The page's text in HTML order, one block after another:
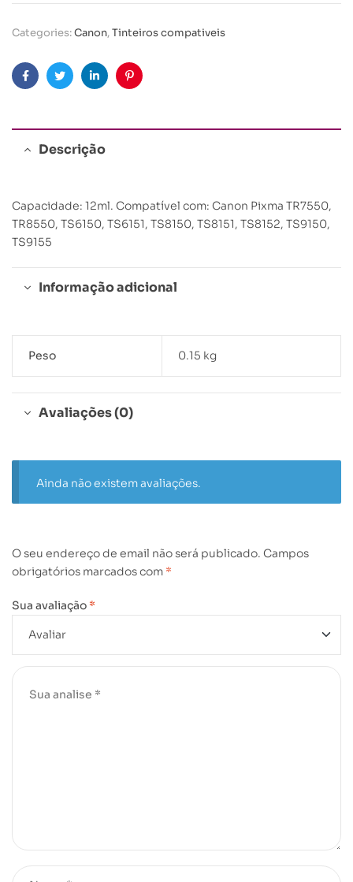
Categories:Canon,Tinteiros compativeis
FacebookTwitterLinkedinPinterest
Descrição
Capacidade: 12ml. Compatível com: Canon Pixma TR7550,
TR8550, TS6150, TS6151, TS8150, TS8151, TS8152, TS9150,
TS9155
Informação adicional
Peso 0.15 kg
Avaliações (0)
Ainda não existem avaliações.
O seu endereço de email não será publicado. Campos
obrigatórios marcados com *
Sua avaliação *